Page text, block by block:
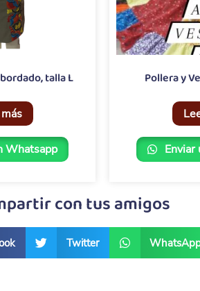
talla L
Whatsapp
Pollera y
Enviar
con tus amigos
Twitter